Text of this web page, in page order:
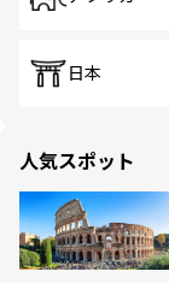
日本
人気スポット